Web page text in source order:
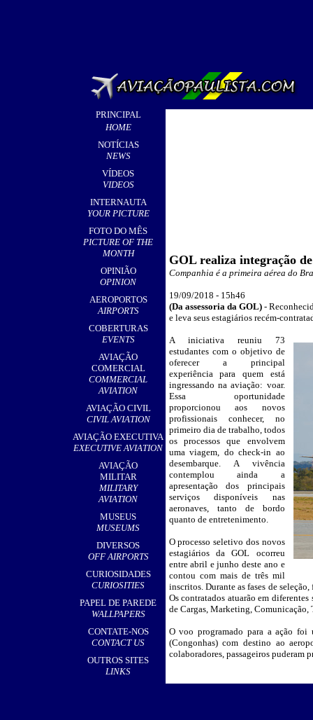
PRINCIPAL
HOME
NOTÍCIAS
NEWS
VÍDEOS
VIDEOS
INTERNAUTA
YOUR PICTURE
FOTO DO MÊS
PICTURE OF THE
MONTH
OPINIÃO
OPINION
AEROPORTOS
AIRPORTS
,
COBERTURAS
EVENTS
AVIAÇÃO
COMERCIAL
COMMERCIAL
AVIATION
AVIAÇÃO CIVIL
CIVIL AVIATION
AVIAÇÃO EXECUTIVA
EXECUTIVE AVIATION
AVIAÇÃO
MILITAR
MILITARY
AVIATION
MUSEUS
MUSEUMS
DIVERSOS
OFF AIRPORTS
CURIOSIDADES
CURIOSITIES
PAPEL DE PAREDE
WALLPAPERS
CONTATE-NOS
CONTACT US
OUTROS SITES
LINKS
GOL realiza integração
Companhia é a primeira aérea do
19/09/2018 - 15h46
(Da assessoria da GOL) -
e leva seus estagiários recém-
A iniciativa reuniu 73
estudantes com o objetivo de
oferecer a principal
experiência para quem está
ingressando na aviação: voar.
Essa oportunidade
proporcionou aos novos
profissionais conhecer, no
primeiro dia de trabalho, todos
os processos que envolvem
uma viagem, do check-in ao
desembarque. A vivência
contemplou ainda a
apresentação dos principais
serviços disponíveis nas
aeronaves, tanto de bordo
quanto de entretenimento.
O processo seletivo dos novos
estagiários da GOL ocorreu
entre abril e junho deste ano e
contou com mais de três mil
inscritos. Durante as fases de
Os contratados atuarão em
de Cargas, Marketing, Comunicação,
O voo programado para a ação foi
(Congonhas) com destino ao
colaboradores, passageiros puderam